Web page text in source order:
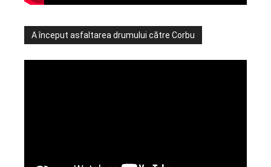
A început asfaltarea drumului către Corbu